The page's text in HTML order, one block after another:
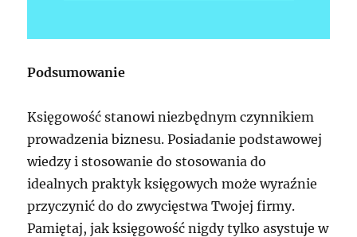
Podsumowanie
Księgowość stanowi niezbędnym czynnikiem
prowadzenia biznesu. Posiadanie podstawowej
wiedzy i stosowanie do stosowania do
idealnych praktyk księgowych może wyraźnie
przyczynić do do zwycięstwa Twojej firmy.
Pamiętaj, jak księgowość nigdy tylko asystuje w